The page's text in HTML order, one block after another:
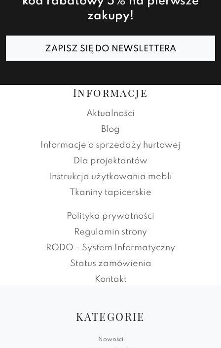
zakupy!
ZAPISZ SIĘ DO NEWSLETTERA
Informacje
Aktualności
Blog
Informacje o sprzedaży hurtowej
Dla projektantów
Instrukcja użytkowania mebli
Tkaniny tapicerskie
Polityka prywatności
Regulamin strony
RODO - System Informatyczny
Status zamówienia
Kontakt
KATEGORIE
Nowości